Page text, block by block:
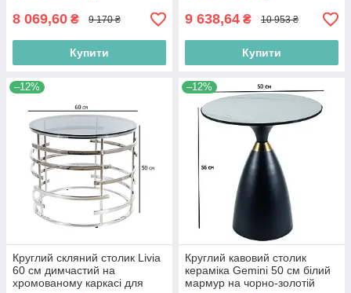
8 069,60 ₴ 9 170 ₴
Купити
9 638,64 ₴ 10 953 ₴
Купити
–12%
Круглий скляний столик Livia
60 см димчастий на
хромованому каркасі для
–12%
Круглий кавовий столик
кераміка Gemini 50 см білий
мармур на чорно-золотій